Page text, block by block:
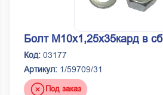
Болт М10х1,25х35кард в сб
Код: 03177
Артикул: 1/59709/31
Под заказ